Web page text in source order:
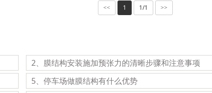
<< 1 1/1 >>
2、膜结构安装施加预张力的清晰步骤和注意事项
5、停车场做膜结构有什么优势